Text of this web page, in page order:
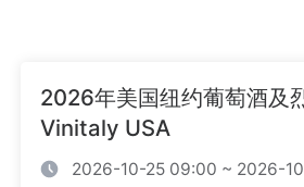
2026年美国纽约葡萄酒及
Vinitaly USA
2026-10-25 09:00 ~ 2026-